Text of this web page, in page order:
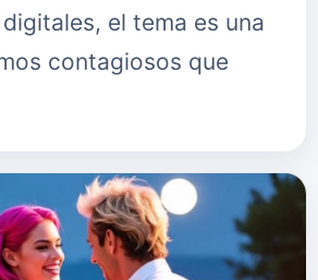
el tema es una
contagiosos que